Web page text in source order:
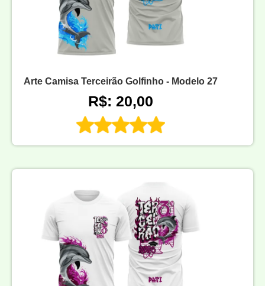
Arte Camisa Terceirão Golfinho - Modelo 27
R$: 20,00